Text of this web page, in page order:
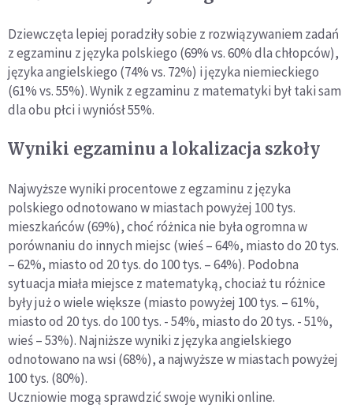
Dziewczęta lepiej poradziły sobie z rozwiązywaniem zadań
z egzaminu z języka polskiego (69% vs. 60% dla chłopców),
języka angielskiego (74% vs. 72%) i języka niemieckiego
(61% vs. 55%). Wynik z egzaminu z matematyki był taki sam
dla obu płci i wyniósł 55%.
Wyniki egzaminu a lokalizacja szkoły
Najwyższe wyniki procentowe z egzaminu z języka
polskiego odnotowano w miastach powyżej 100 tys.
mieszkańców (69%), choć różnica nie była ogromna w
porównaniu do innych miejsc (wieś – 64%, miasto do 20 tys.
– 62%, miasto od 20 tys. do 100 tys. – 64%). Podobna
sytuacja miała miejsce z matematyką, chociaż tu różnice
były już o wiele większe (miasto powyżej 100 tys. – 61%,
miasto od 20 tys. do 100 tys. - 54%, miasto do 20 tys. - 51%,
wieś – 53%). Najniższe wyniki z języka angielskiego
odnotowano na wsi (68%), a najwyższe w miastach powyżej
100 tys. (80%).
Uczniowie mogą sprawdzić swoje wyniki online.